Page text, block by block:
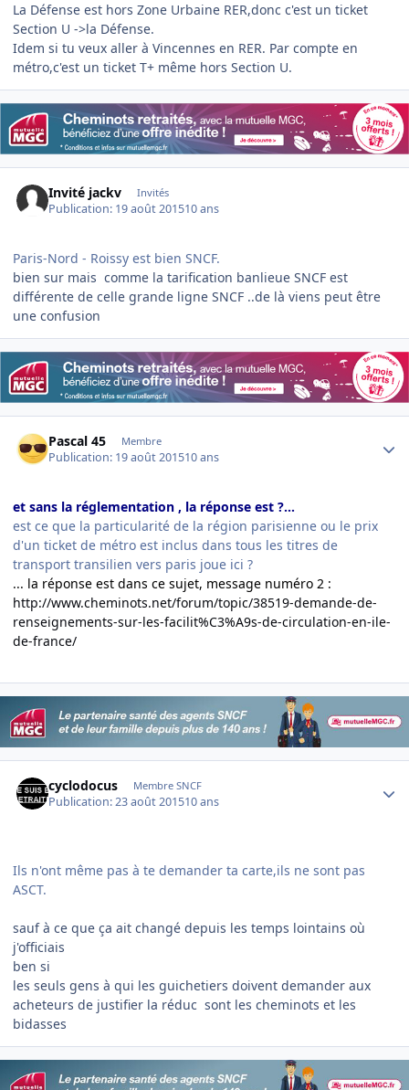
La Défense est hors Zone Urbaine RER,donc c'est un ticket
Section U ->la Défense.
Idem si tu veux aller à Vincennes en RER. Par compte en
métro,c'est un ticket T+ même hors Section U.
Invité jackv Invités
Publication: 19 août 201510 ans
Paris-Nord - Roissy est bien SNCF.
bien sur mais comme la tarification banlieue SNCF est
différente de celle grande ligne SNCF ..de là viens peut être
une confusion
Pascal 45 Membre
Publication: 19 août 201510 ans
et sans la réglementation , la réponse est ?...
est ce que la particularité de la région parisienne ou le prix
d'un ticket de métro est inclus dans tous les titres de
transport transilien vers paris joue ici ?
... la réponse est dans ce sujet, message numéro 2 :
http://www.cheminots.net/forum/topic/38519-demande-de-
renseignements-sur-les-facilit%C3%A9s-de-circulation-en-ile-
de-france/
cyclodocus Membre SNCF
Publication:23 août 201510 ans
Ils n'ont même pas à te demander ta carte,ils ne sont pas
ASCT.
sauf à ce que ça ait changé depuis les temps lointains où
j'officiais
ben si
les seuls gens à qui les guichetiers doivent demander aux
acheteurs de justifier la réduc sont les cheminots et les
bidasses